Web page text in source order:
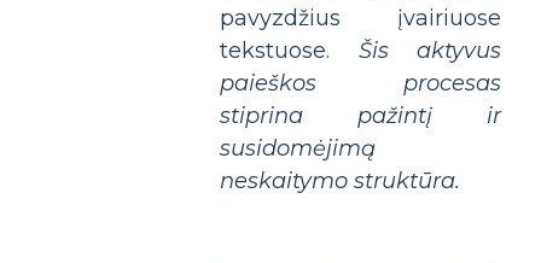
pavyzdžius įvairiuose
tekstuose. Šis aktyvus
paieškos procesas
stiprina pažintį ir
susidomėjimą
neskaitymo struktūra.